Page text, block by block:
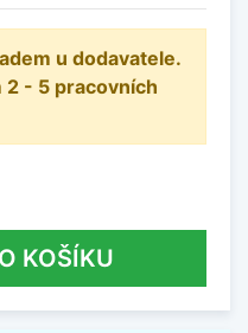
u dodavatele.
- 5 pracovních
KOŠÍKU